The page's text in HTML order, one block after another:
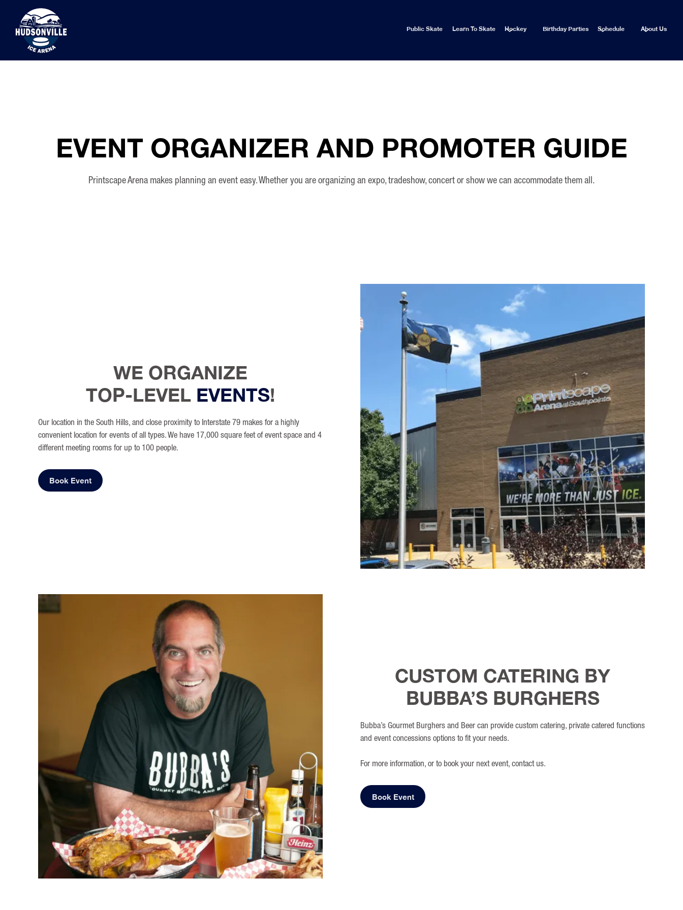
Public Skate Learn To Skate Hockey Birthday Parties Schedule About Us
EVENT ORGANIZER AND PROMOTER GUIDE
Printscape Arena makes planning an event easy. Whether you are organizing an expo, tradeshow, concert or show we can accommodate them all.
WE ORGANIZE
TOP-LEVEL EVENTS!
Our location in the South Hills, and close proximity to Interstate 79 makes for a highly
convenient location for events of all types. We have 17,000 square feet of event space and 4
different meeting rooms for up to 100 people.
Book Event
CUSTOM CATERING BY
BUBBA’S BURGHERS
Bubba’s Gourmet Burghers and Beer can provide custom catering, private catered functions
and event concessions options to fit your needs.
For more information, or to book your next event, contact us.
Book Event